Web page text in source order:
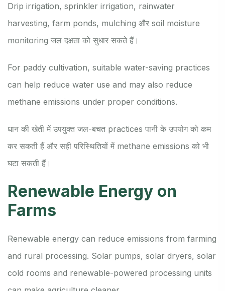
Drip irrigation, sprinkler irrigation, rainwater
harvesting, farm ponds, mulching और soil moisture
monitoring जल दक्षता को सुधार सकते हैं।
For paddy cultivation, suitable water-saving practices
can help reduce water use and may also reduce
methane emissions under proper conditions.
धान की खेती में उपयुक्त जल-बचत practices पानी के उपयोग को कम
कर सकती हैं और सही परिस्थितियों में methane emissions को भी
घटा सकती हैं।
Renewable Energy on
Farms
Renewable energy can reduce emissions from farming
and rural processing. Solar pumps, solar dryers, solar
cold rooms and renewable-powered processing units